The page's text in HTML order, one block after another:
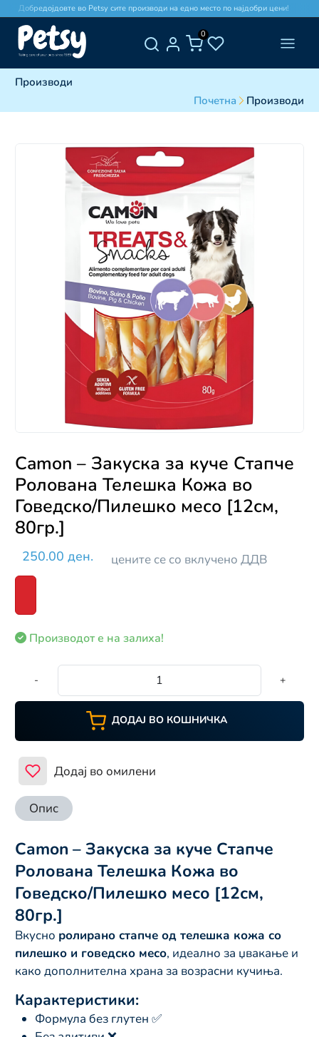
Добредојдовте во Petsy сите производи на едно место по најдобри цени!
0
Производи
Почетна
Производи
Camon – Закуска за куче Стапче
Ролована Телешка Кожа во
Говедско/Пилешко месо [12см,
80гр.]
250.00 ден. цените се со вклучено ДДВ
Производот е на залиха!
- +
ДОДАЈ ВО КОШНИЧКА
Додај во омилени
Опис
Camon – Закуска за куче Стапче
Ролована Телешка Кожа во
Говедско/Пилешко месо [12см,
80гр.]
Вкусно ролирано стапче од телешка кожа со
пилешко и говедско месо, идеално за џвакање и
како дополнителна храна за возрасни кучиња.
Карактеристики:
Формула без глутен ✅